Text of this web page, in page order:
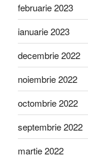
februarie 2023
ianuarie 2023
decembrie 2022
noiembrie 2022
octombrie 2022
septembrie 2022
martie 2022